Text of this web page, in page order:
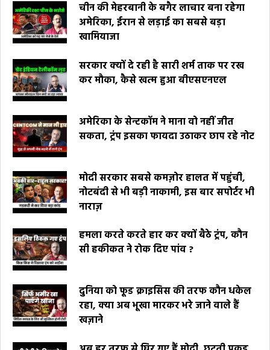
चीन की मेहरबानी के बगैर लाचार बना रहेगा
अमेरिका, ईरान से लड़ाई का सबसे बड़ा
खामियाजा
सरकार क्यों दे रही है सारी शर्म ताक पर रख
कर मौका, कैसे खत्म हुआ बीएसएनएल
अमेरिका के सेन्टकॉम ने माना वो नहीं जीत
सकता, ट्रंप इसका फायदा उठाकर छाप रहे नोट
मोदी सरकार सबसे कमज़ोर हालत में पहुंची,
नोटबंदी से भी बड़ी नाकामी, इस बार सपोर्टर भी
नाराज़
हमला करते करते हार कर क्यों बैठे ट्रंप, कौन
सी हकीकत ने रोक दिए पांव ?
दुनिया को फूड क्राइसिस की तरफ कौन धकेल
रहा, क्या अब भूखा मारकर भरे जाने वाले हैं
खज़ाने